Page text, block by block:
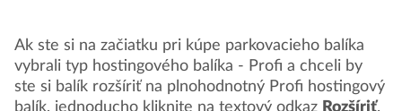
Ak ste si na začiatku pri kúpe parkovacieho balíka
vybrali typ hostingového balíka - Profi a chceli by
ste si balík rozšíriť na plnohodnotný Profi hostingový
balík, jednoducho kliknite na textový odkaz Rozšíriť.